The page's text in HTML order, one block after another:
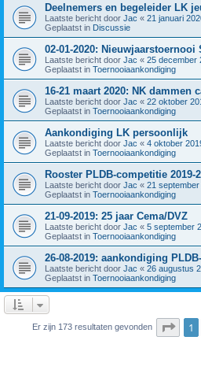
Deelnemers en begeleider LK
Laatste bericht door Jac « 21 januari
Geplaatst in Discussie
02-01-2020: Nieuwjaarstoernooi
Laatste bericht door Jac « 25 december
Geplaatst in Toernooiaankondiging
16-21 maart 2020: NK dammen
Laatste bericht door Jac « 22 oktober
Geplaatst in Toernooiaankondiging
Aankondiging LK persoonlijk
Laatste bericht door Jac « 4 oktober
Geplaatst in Toernooiaankondiging
Rooster PLDB-competitie 2019-
Laatste bericht door Jac « 21 september
Geplaatst in Toernooiaankondiging
21-09-2019: 25 jaar Cema/DVZ
Laatste bericht door Jac « 5 september
Geplaatst in Toernooiaankondiging
26-08-2019: aankondiging
Laatste bericht door Jac « 26 augustus
Geplaatst in Toernooiaankondiging
Er zijn 173 resultaten gevonden 1